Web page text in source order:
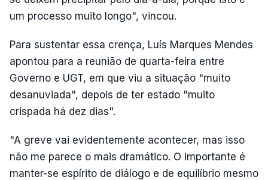
um processo muito longo", vincou.
Para sustentar essa crença, Luís Marques Mendes
apontou para a reunião de quarta-feira entre
Governo e UGT, em que viu a situação "muito
desanuviada", depois de ter estado "muito
crispada há dez dias".
"A greve vai evidentemente acontecer, mas isso
não me parece o mais dramático. O importante é
manter-se espírito de diálogo e de equilíbrio mesmo